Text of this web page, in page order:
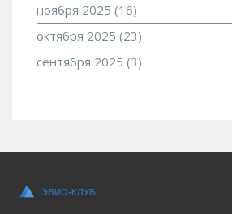
ноября 2025 (16)
октября 2025 (23)
сентября 2025 (3)